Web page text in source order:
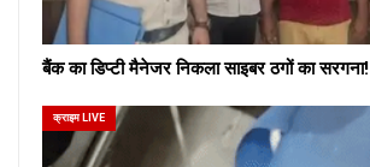
बैंक का डिप्टी मैनेजर निकला साइबर ठगों का सरगना!
क्राइम LIVE